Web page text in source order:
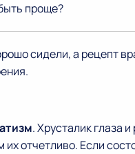
проще?
сидели, а рецепт
. Хрусталик глаза
отчетливо. Если